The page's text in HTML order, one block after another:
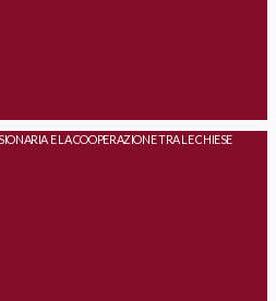
E LA COOPERAZIONE TRA LE CHIESE